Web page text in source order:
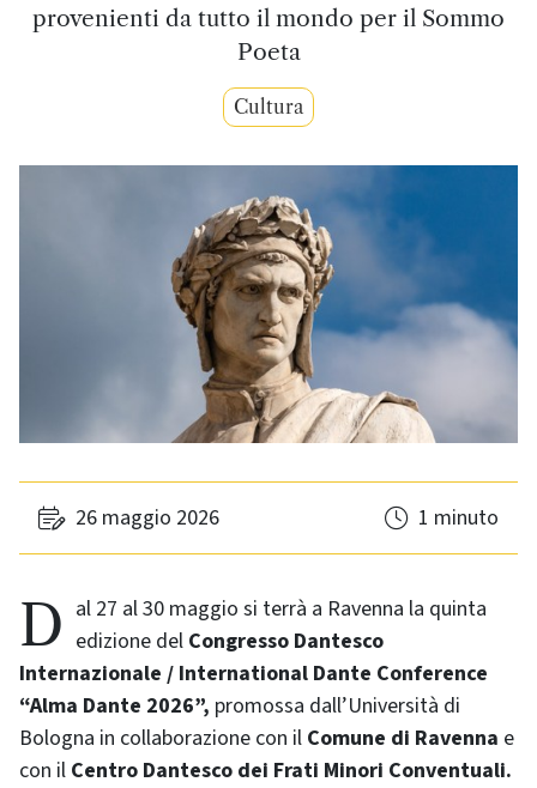
provenienti da tutto il mondo per il Sommo
Poeta
Cultura
26 maggio 2026 1 minuto
Dal 27 al 30 maggio si terrà a Ravenna la quinta edizione del Congresso Dantesco
Internazionale / International Dante Conference
“Alma Dante 2026”, promossa dall’Università di
Bologna in collaborazione con il Comune di Ravenna e
con il Centro Dantesco dei Frati Minori Conventuali.